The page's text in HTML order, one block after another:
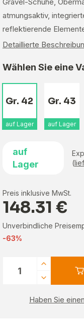
atmungsaktiv,
reflektierende
Detaillierte
Wählen Sie eine
Gr. 42
auf Lager
Gr. 43
auf Lager
auf
Lager
(
Preis inklusive MwSt.
148.31 €
Unverbindliche
-63%
Haben Sie